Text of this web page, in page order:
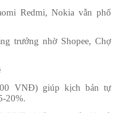
Redmi, Nokia vẫn phổ
trưởng nhờ Shopee, Chợ
VNĐ) giúp kịch bản tự
20%.